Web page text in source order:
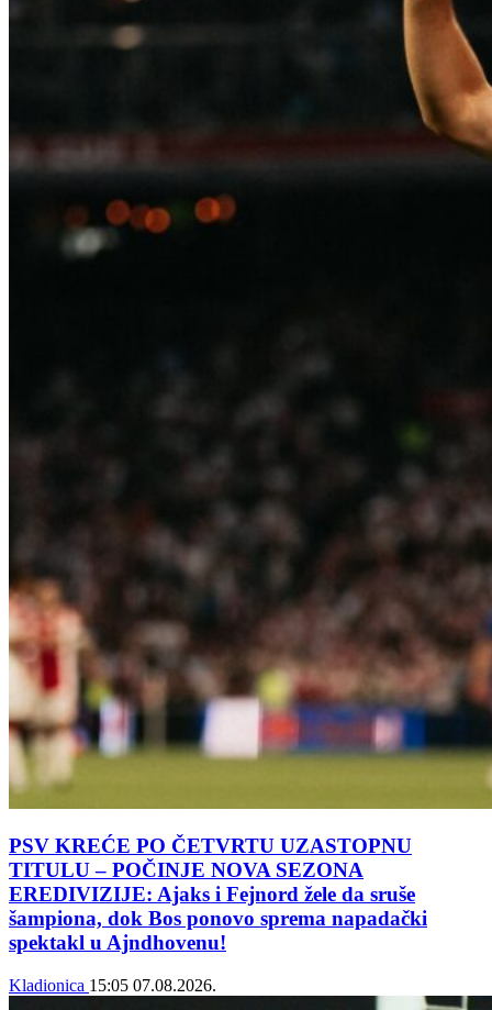
PSV KREĆE PO ČETVRTU UZASTOPNU
TITULU – POČINJE NOVA SEZONA
EREDIVIZIJE: Ajaks i Fejnord žele da sruše
šampiona, dok Bos ponovo sprema napadački
spektakl u Ajndhovenu!
Kladionica 15:05 07.08.2026.